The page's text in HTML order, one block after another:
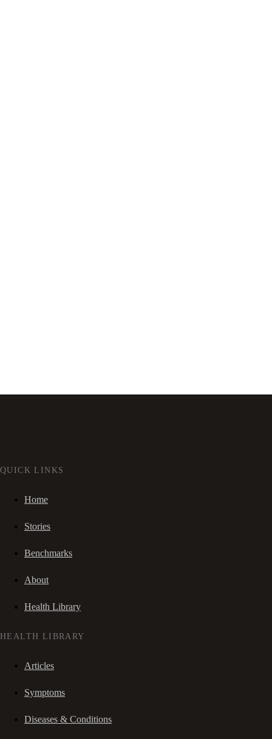
QUICK LINKS
Home
Stories
Benchmarks
About
Health Library
HEALTH LIBRARY
Articles
Symptoms
Diseases & Conditions